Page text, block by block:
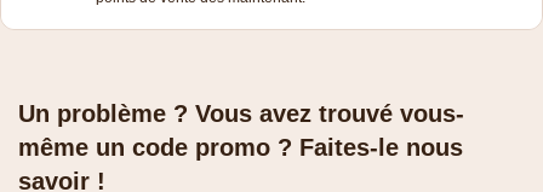
Un problème ? Vous avez trouvé vous-
même un code promo ? Faites-le nous
savoir !